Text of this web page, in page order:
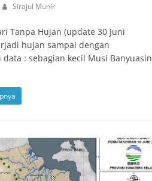
Sirajul Munir
Tanpa Hujan (update 30 Juni
hujan sampai dengan
: sebagian kecil Musi Banyuasin